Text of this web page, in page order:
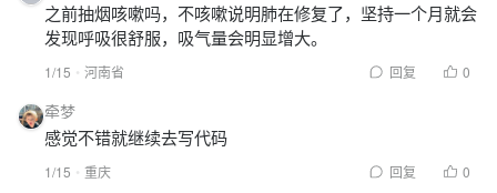
之前抽烟咳嗽吗，不咳嗽说明肺在修复了，坚持一个月就会
发现呼吸很舒服，吸气量会明显增大。
1/15 河南省 回复 0
牵梦
感觉不错就继续去写代码
1/15 重庆 回复 0